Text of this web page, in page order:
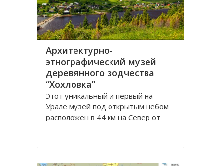
Архитектурно-
этнографический музей
деревянного зодчества
“Хохловка”
Этот уникальный и первый на
Урале музей под открытым небом
расположен в 44 км на Север от
по красивому холму площадью 35
га с видом на реку Кама.